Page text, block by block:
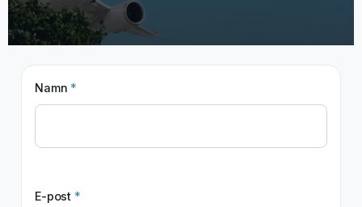
Namn *
E-post *